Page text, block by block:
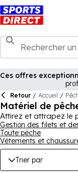
Ces offres
Retour / Accueil /
Matériel de
Attirez et attrapez le
voyage avec notre
assurer une
lignes, en passant
leurres, vous êtes
voyage.
Gestion des filets et
Toute pêche
Vêtements et
Trier par